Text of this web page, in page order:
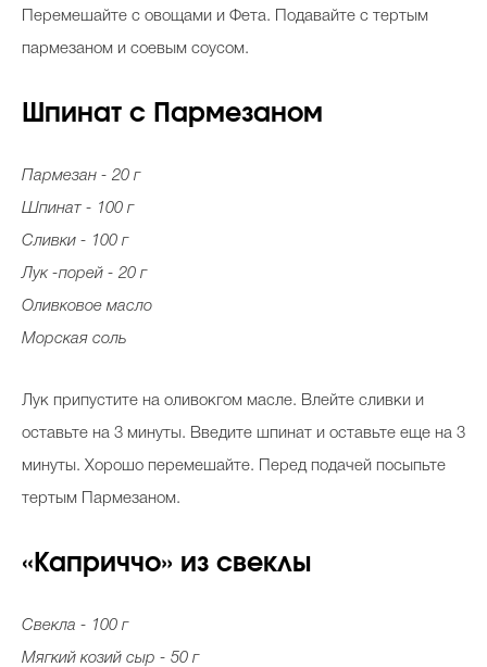
Перемешайте с овощами и Фета. Подавайте с тертым
пармезаном и соевым соусом.
Шпинат с Пармезаном
Пармезан - 20 г
Шпинат - 100 г
Сливки - 100 г
Лук -порей - 20 г
Оливковое масло
Морская соль
Лук припустите на оливокгом масле. Влейте сливки и
оставьте на 3 минуты. Введите шпинат и оставьте еще на 3
минуты. Хорошо перемешайте. Перед подачей посыпьте
тертым Пармезаном.
«Каприччо» из свеклы
Свекла - 100 г
Мягкий козий сыр - 50 г